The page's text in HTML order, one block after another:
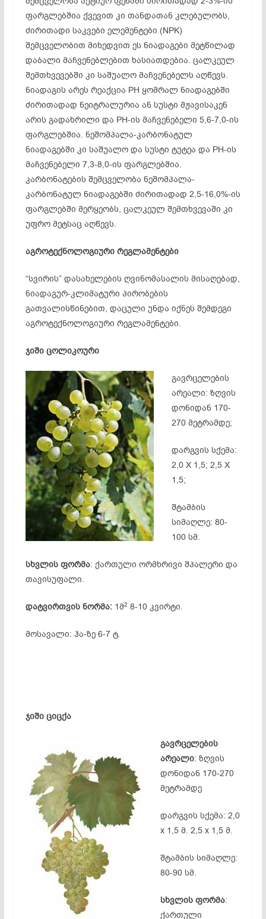
ფარგლებშია ქვევით კი თანდათან კლებულობს,
ძირითადი საკვები ელემენტები (NPK)
შემცველობით მიხედვით ეს ნიადაგები მეტწილად
დაბალი მაჩვენებლებით ხასიათდებია. ცალკეულ
შემთხვევებში კი საშუალო მაჩვენებელს აღწევს.
ნიადაგის არეს რეაქცია PH ყომრალ ნიადაგებში
ძირითადად ნეიტრალურია ან სუსტი მჟავისაკენ
არის გადახრილი და PH-ის მაჩვენებელი 5,6-7,0-ის
ფარგლებშია. ნეშომპალა-კარბონატულ
ნიადაგებში კი საშუალო და სუსტი ტუტეა და PH-ის
მაჩვენებელი 7,3-8,0-ის ფარგლებშია.
კარბონატების შემცველობა ნეშომპალა-
კარბონატულ ნიადაგებში ძირითადად 2,5-16,0%-ის
ფარგლებში მერყეობს, ცალკეულ შემთხვევაში კი
უფრო მეტსაც აღწევს.
აგროტექნოლოგიური რეგლამენტები
“სვირის” დასახელების ღვინომასალის მისაღებად,
ნიადაგურ-კლიმატური პირობების
გათვალისწინებით, დაცული უნდა იქნეს შემდეგი
აგროტექნოლოგიური რეგლამენტები.
ჯიში ცოლიკოური
გავრცელების
არეალი: ზღვის
დონიდან 170-
270 მეტრამდე;
დარგვის სქემა:
2,0 X 1,5; 2,5 X
1,5;
შტამბის
სიმაღლე: 80-
100 სმ.
სხვლის ფორმა: ქართული ორმხრივი შპალერი და
თავისუფალი.
დატვირთვის ნორმა:1მ2 8-10 კვირტი.
მოსავალი: ჰა-ზე 6-7 ტ.
ჯიში ციცქა
გავრცელების
არეალი: ზღვის
დონიდან 170-270
მეტრამდე
დარგვის სქემა: 2,0
x 1,5 მ. 2,5 x 1,5 მ.
შტამბის სიმაღლე:
80-90 სმ.
სხვლის ფორმა:
ქართული